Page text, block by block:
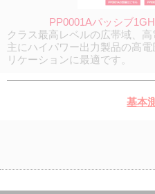
PP0001Aパッシブ
クラス最高レベルの広帯域、高
主にハイパワー出力製品の高
リケーションに最適です。
基本